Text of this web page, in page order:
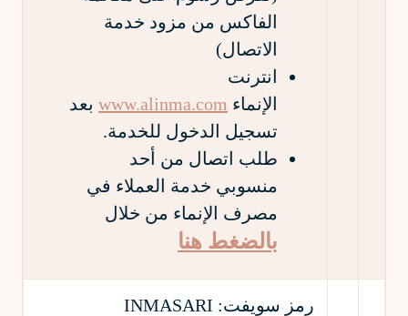
الفاكس من مزود خدمة
الاتصال)
انترنت
الإنماء www.alinma.com بعد
تسجيل الدخول للخدمة.
طلب اتصال من أحد
منسوبي خدمة العملاء في
مصرف الإنماء من خلال
بالضغط هنا
رمز سويفت: INMASARI